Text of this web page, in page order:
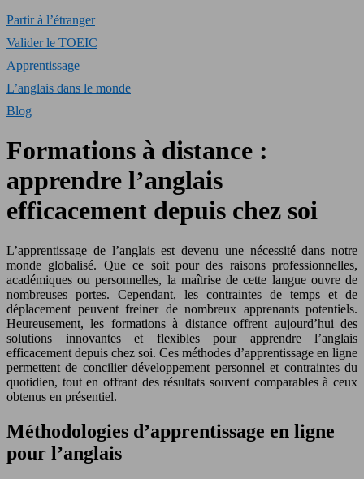
Partir à l’étranger
Valider le TOEIC
Apprentissage
L’anglais dans le monde
Blog
Formations à distance :
apprendre l’anglais
efficacement depuis chez soi
L’apprentissage de l’anglais est devenu une nécessité dans notre
monde globalisé. Que ce soit pour des raisons professionnelles,
académiques ou personnelles, la maîtrise de cette langue ouvre de
nombreuses portes. Cependant, les contraintes de temps et de
déplacement peuvent freiner de nombreux apprenants potentiels.
Heureusement, les formations à distance offrent aujourd’hui des
solutions innovantes et flexibles pour apprendre l’anglais
efficacement depuis chez soi. Ces méthodes d’apprentissage en ligne
permettent de concilier développement personnel et contraintes du
quotidien, tout en offrant des résultats souvent comparables à ceux
obtenus en présentiel.
Méthodologies d’apprentissage en ligne
pour l’anglais